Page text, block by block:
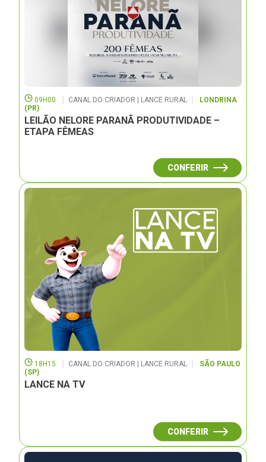
09H00 CANAL DO CRIADOR | LANCE RURAL
LONDRINA
(PR)
LEILÃO NELORE PARANÃ PRODUTIVIDADE –
ETAPA FÊMEAS
CONFERIR
18H15 CANAL DO CRIADOR | LANCE RURAL
SÃO PAULO
(SP)
LANCE NA TV
CONFERIR